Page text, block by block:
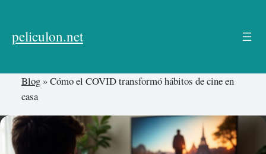
content
peliculon.net
Blog»Cómo el COVID transformó hábitos de cine en
casa